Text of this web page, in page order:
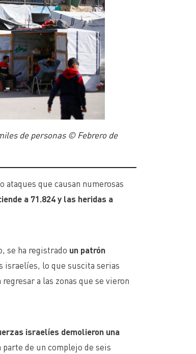
de personas © Febrero de
ataques que causan numerosas
a 71.824 y las heridas a
se ha registrado un patrón
israelíes, lo que suscita serias
a las zonas que se vieron
israelíes demolieron una
de un complejo de seis